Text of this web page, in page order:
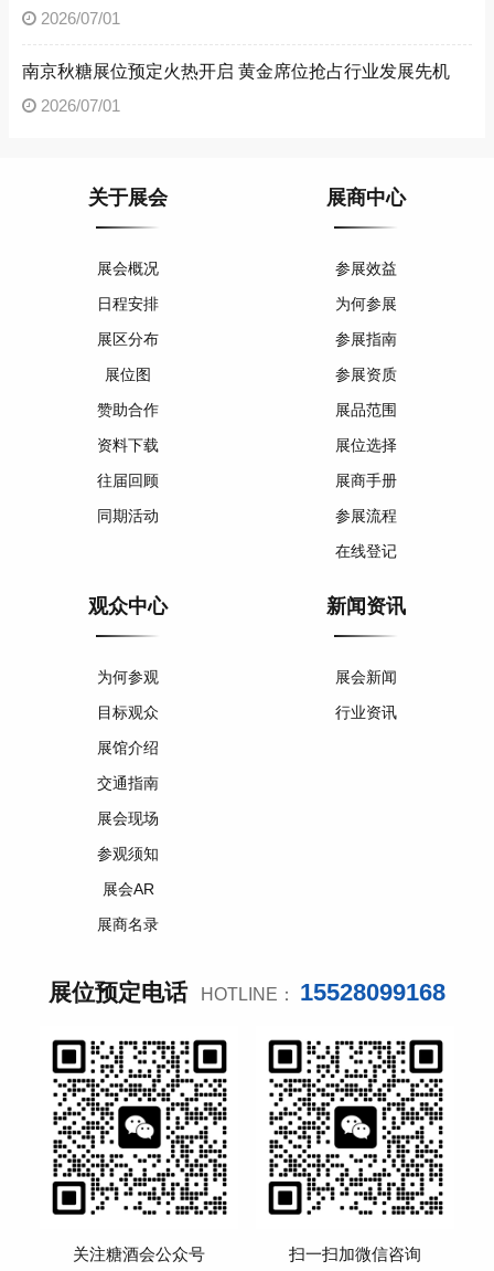
2026/07/01
南京秋糖展位预定火热开启 黄金席位抢占行业发展先机
2026/07/01
关于展会
展会概况
日程安排
展区分布
展位图
赞助合作
资料下载
往届回顾
同期活动
展商中心
参展效益
为何参展
参展指南
参展资质
展品范围
展位选择
展商手册
参展流程
在线登记
观众中心
为何参观
目标观众
展馆介绍
交通指南
展会现场
参观须知
展会AR
展商名录
新闻资讯
展会新闻
行业资讯
展位预定电话 HOTLINE： 15528099168
关注糖酒会公众号 扫一扫加微信咨询